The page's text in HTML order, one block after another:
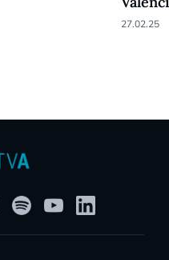
27.02.25